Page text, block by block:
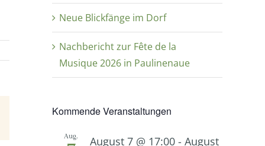
Neue Blickfänge im Dorf
Nachbericht zur Fête de la
Musique 2026 in Paulinenaue
Kommende Veranstaltungen
Aug. August 7 @ 17:00 - August